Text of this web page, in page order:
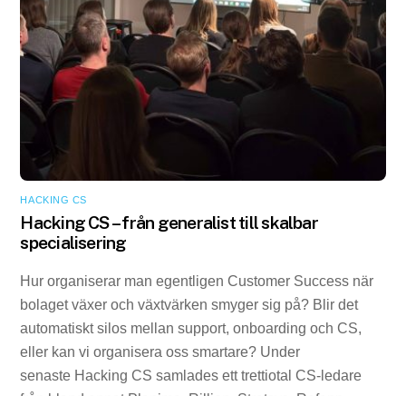
HACKING CS
Hacking CS – från generalist till skalbar
specialisering
Hur organiserar man egentligen Customer Success när
bolaget växer och växtvärken smyger sig på? Blir det
automatiskt silos mellan support, onboarding och CS,
eller kan vi organisera oss smartare? Under
senaste Hacking CS samlades ett trettiotal CS-ledare